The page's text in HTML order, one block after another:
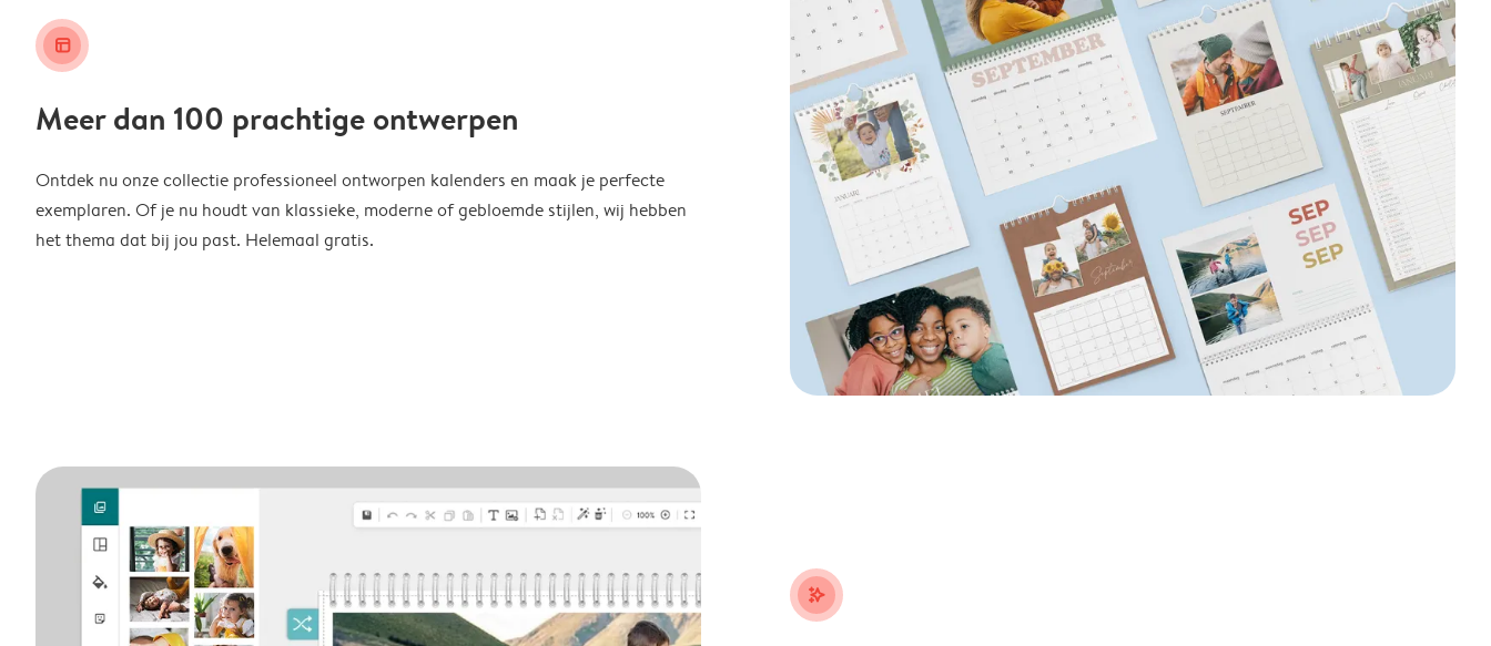
layout_alt
Meer dan 100 prachtige ontwerpen
Ontdek nu onze collectie professioneel ontworpen kalenders en maak je perfecte
exemplaren. Of je nu houdt van klassieke, moderne of gebloemde stijlen, wij hebben
het thema dat bij jou past. Helemaal gratis.
stars_plus